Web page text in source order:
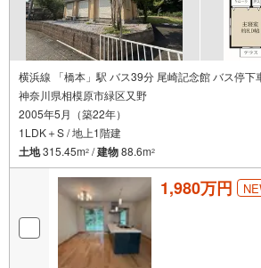
横浜線 「橋本」駅 バス39分 尾崎記念館 バス停下
神奈川県相模原市緑区又野
2005年5月（築22年）
1LDK＋S / 地上1階建
土地315.45m2 /建物88.6m2
1,980万円